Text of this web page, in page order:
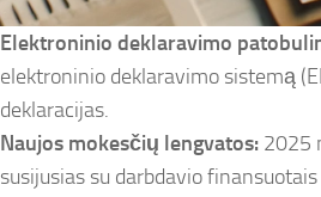
Elektroninio deklaravimo
elektroninio deklaravimo sistemą
deklaracijas.
Naujos mokesčių lengvatos: 2025
susijusias su darbdavio